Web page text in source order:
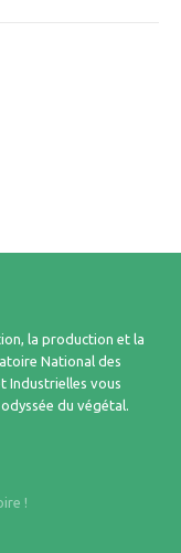
la production et la
National des
Industrielles vous
du végétal.
!